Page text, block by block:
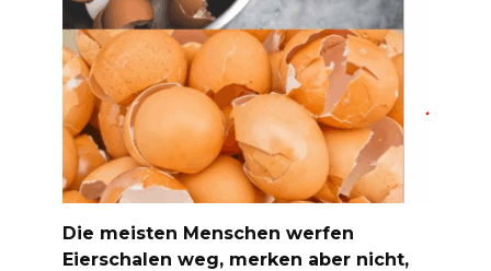
Die meisten Menschen werfen
Eierschalen weg, merken aber nicht,